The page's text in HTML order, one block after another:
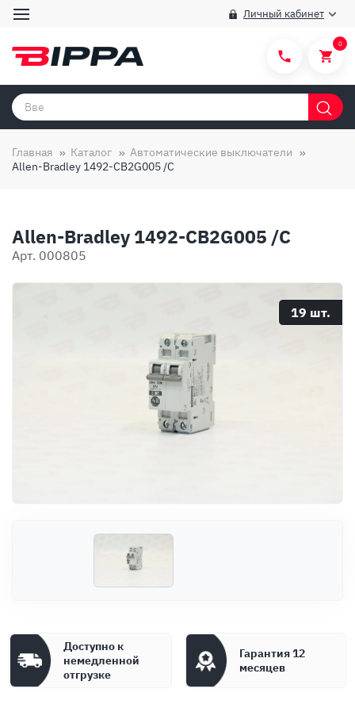
Личный кабинет
Категории товаров
Способы покупки
Вопросы и ответы
О компании
0
Главная Каталог
Автоматические выключатели
Allen-Bradley 1492-CB2G005 /C
Allen-Bradley 1492-CB2G005 /C
Арт. 000805
19 шт.
Доступно к
немедленной
отгрузке
Гарантия 12
месяцев